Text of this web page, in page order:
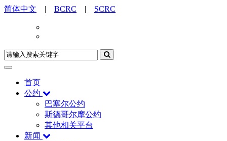
简体中文 | BCRC | SCRC
首页
公约
巴塞尔公约
斯德哥尔摩公约
其他相关平台
新闻